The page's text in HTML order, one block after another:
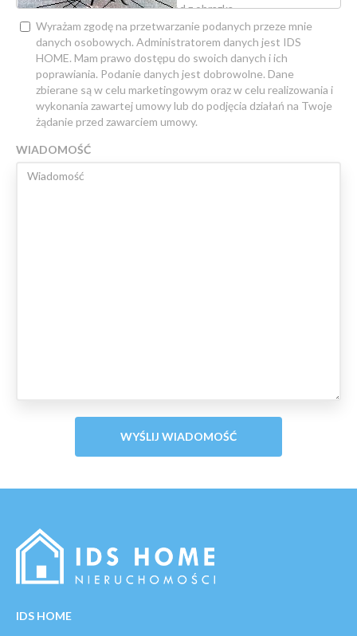
Wyrażam zgodę na przetwarzanie podanych przeze mnie
danych osobowych. Administratorem danych jest IDS
HOME. Mam prawo dostępu do swoich danych i ich
poprawiania. Podanie danych jest dobrowolne. Dane
zbierane są w celu marketingowym oraz w celu realizowania i
wykonania zawartej umowy lub do podjęcia działań na Twoje
żądanie przed zawarciem umowy.
WIADOMOŚĆ
IDS HOME